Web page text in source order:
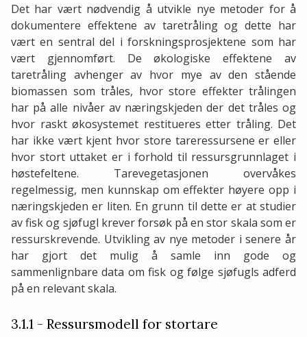
Det har vært nødvendig å utvikle nye metoder for å
dokumentere effektene av taretråling og dette har
vært en sentral del i forskningsprosjektene som har
vært gjennomført. De økologiske effektene av
taretråling avhenger av hvor mye av den stående
biomassen som tråles, hvor store effekter trålingen
har på alle nivåer av næringskjeden der det tråles og
hvor raskt økosystemet restitueres etter tråling. Det
har ikke vært kjent hvor store tareressursene er eller
hvor stort uttaket er i forhold til ressursgrunnlaget i
høstefeltene. Tarevegetasjonen overvåkes
regelmessig, men kunnskap om effekter høyere opp i
næringskjeden er liten. En grunn til dette er at studier
av fisk og sjøfugl krever forsøk på en stor skala som er
ressurskrevende. Utvikling av nye metoder i senere år
har gjort det mulig å samle inn gode og
sammenlignbare data om fisk og følge sjøfugls adferd
på en relevant skala.
3.1.1 - Ressursmodell for stortare